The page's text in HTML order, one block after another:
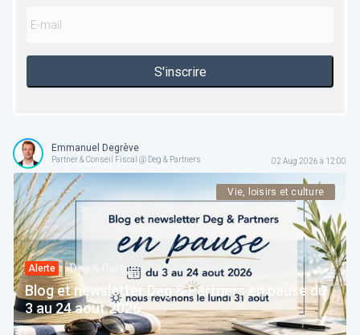
S'inscrire
Emmanuel Degrève
Partner & Conseil Fiscal @ Deg & Partners 02 Aug 2026 à 12:00
Vie, loisirs et culture
Alerte Deg & Partners
Blog et newsletter Deg & Partners en pause du
3 au 24 août 2026